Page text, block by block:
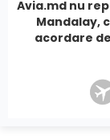
Avia.md nu
Mandalay,
acordare